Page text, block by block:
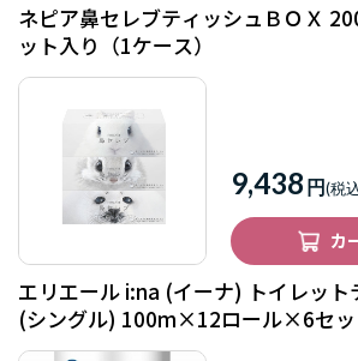
ネピア鼻セレブティッシュＢＯＸ
ット入り（1ケース）
9,438 円
カ
エリエール i:na (イーナ) トイレット
(シングル) 100m×12ロール×6セッ